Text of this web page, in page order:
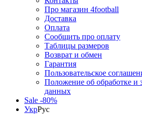
Про магазин 4football
Доставка
Оплата
Сообщить про оплату
Таблицы размеров
Возврат и обмен
Гарантия
Пользовательское
Положение об обработке и
данных
Sale -80%
УкрРус